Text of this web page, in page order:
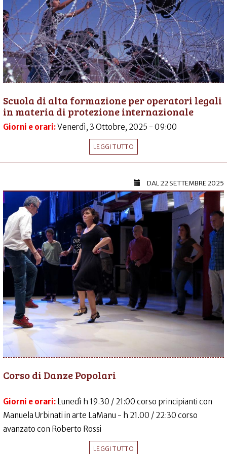
Scuola di alta formazione per operatori legali
in materia di protezione internazionale
Giorni e orari:Venerdì, 3 Ottobre, 2025 - 09:00
LEGGI TUTTO
DAL22 SETTEMBRE 2025
Corso di Danze Popolari
Giorni e orari: Lunedì h 19.30 / 21:00 corso principianti con
Manuela Urbinati in arte LaManu - h 21.00 / 22:30 corso
avanzato con Roberto Rossi
LEGGI TUTTO